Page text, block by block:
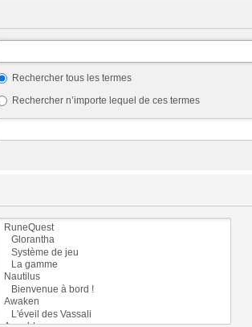
Rechercher tous les termes
Rechercher n’importe lequel de ces termes